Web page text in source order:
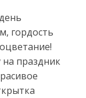
гордость
праздник